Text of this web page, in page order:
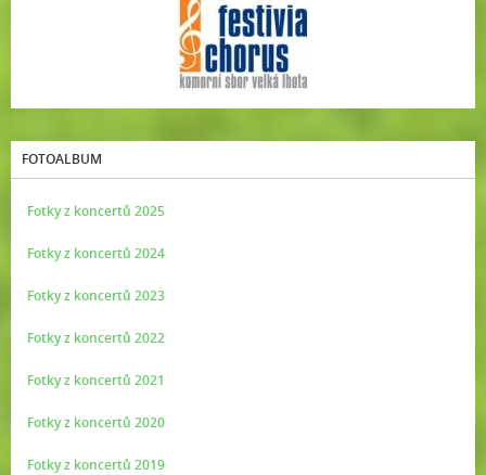
FOTOALBUM
Fotky z koncertů 2025
Fotky z koncertů 2024
Fotky z koncertů 2023
Fotky z koncertů 2022
Fotky z koncertů 2021
Fotky z koncertů 2020
Fotky z koncertů 2019